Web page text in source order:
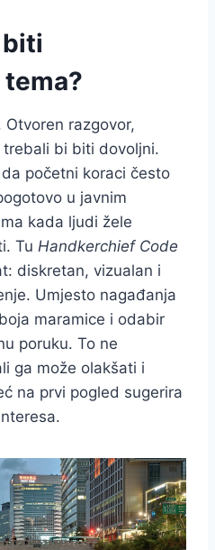
razgovor,
bi biti dovoljni.
početni koraci često
u javnim
kada ljudi žele
Tu Handkerchief Code
diskretan, vizualan i
Umjesto nagađanja
maramice i odabir
poruku. To ne
ga može olakšati i
na prvi pogled sugerira